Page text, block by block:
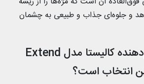
و جلوه‌ای جذاب و طبیعی به چشمان
چرا ریمل حجم‌دهنده کالیستا مدل Extend